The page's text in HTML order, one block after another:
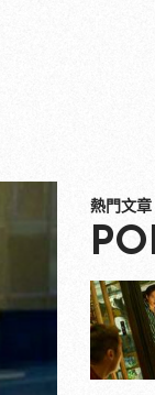
熱門文章